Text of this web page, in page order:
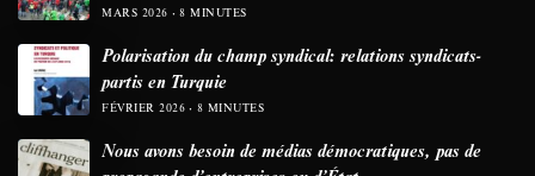
MARS 2026 8 MINUTES
Polarisation du champ syndical: relations syndicats-
partis en Turquie
FÉVRIER 2026 8 MINUTES
Nous avons besoin de médias démocratiques, pas de